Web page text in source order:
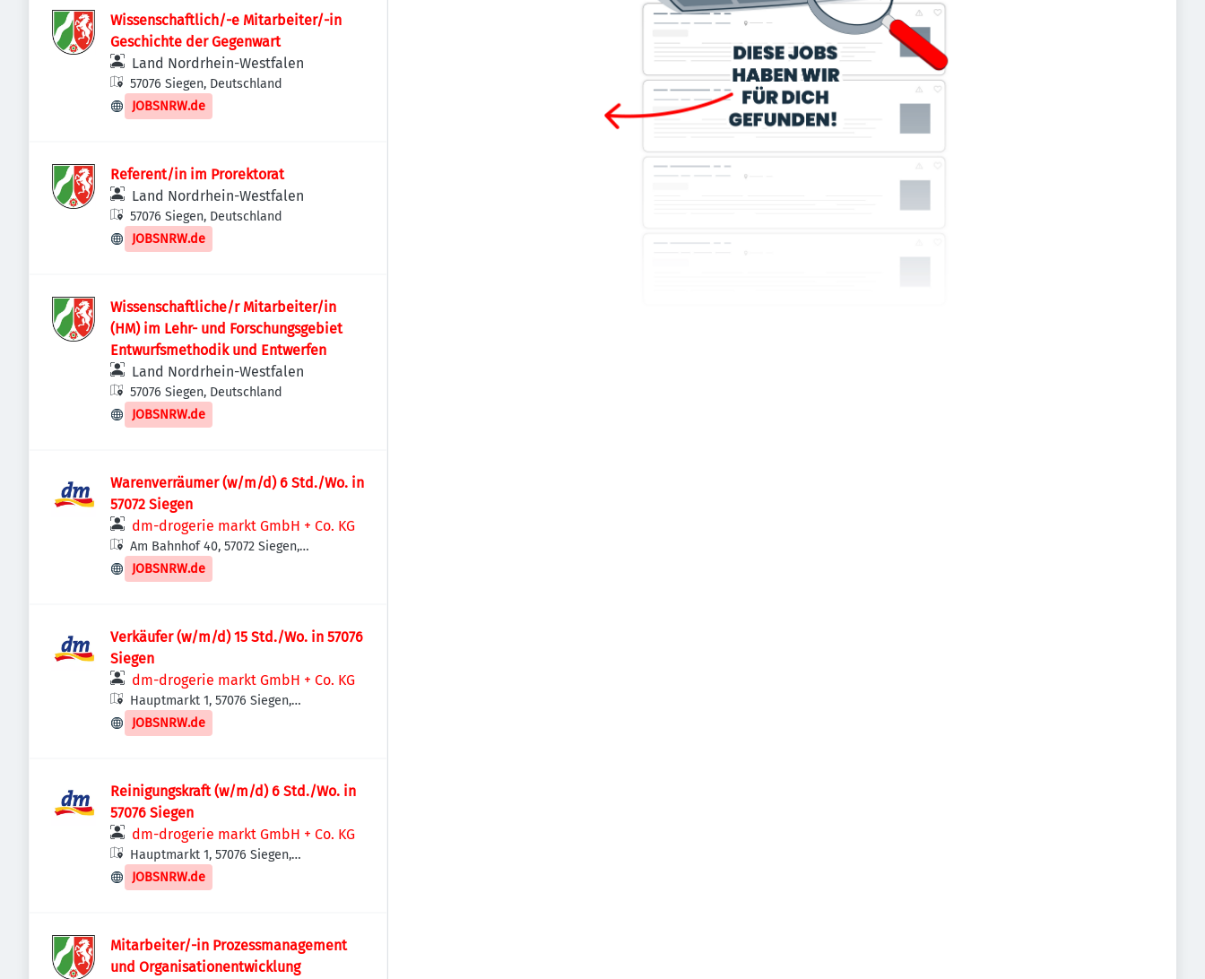
Wissenschaftlich/-e Mitarbeiter/-in
Geschichte der Gegenwart
Land Nordrhein-Westfalen
57076 Siegen, Deutschland
JOBSNRW.de
Referent/in im Prorektorat
Land Nordrhein-Westfalen
57076 Siegen, Deutschland
JOBSNRW.de
Wissenschaftliche/r Mitarbeiter/in
(HM) im Lehr- und Forschungsgebiet
Entwurfsmethodik und Entwerfen
Land Nordrhein-Westfalen
57076 Siegen, Deutschland
JOBSNRW.de
Warenverräumer (w/m/d) 6 Std./Wo. in
57072 Siegen
dm-drogerie markt GmbH + Co. KG
Am Bahnhof 40, 57072 Siegen,
Deutschland
JOBSNRW.de
Verkäufer (w/m/d) 15 Std./Wo. in 57076
Siegen
dm-drogerie markt GmbH + Co. KG
Hauptmarkt 1, 57076 Siegen,
Deutschland
JOBSNRW.de
Reinigungskraft (w/m/d) 6 Std./Wo. in
57076 Siegen
dm-drogerie markt GmbH + Co. KG
Hauptmarkt 1, 57076 Siegen,
Deutschland
JOBSNRW.de
Mitarbeiter/-in Prozessmanagement
und Organisationentwicklung